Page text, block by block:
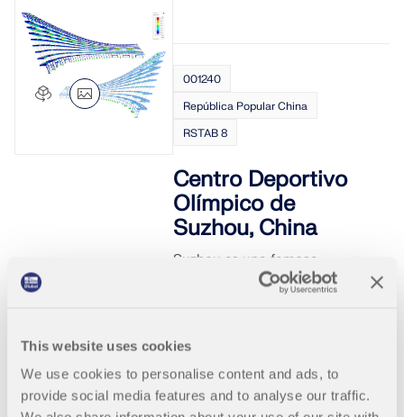
This website uses cookies
We use cookies to personalise content and ads, to
provide social media features and to analyse our traffic.
001240
República Popular China
RSTAB 8
Centro Deportivo
Olímpico de
Suzhou, China
Suzhou es una famosa
ciudad jardín en China, de la
cual nueve de los jardines
Humanidad por la UNESCO.
El proyecto y el diseño del
Centro Deportivo Olímpico de
Suzhou se orientan a los